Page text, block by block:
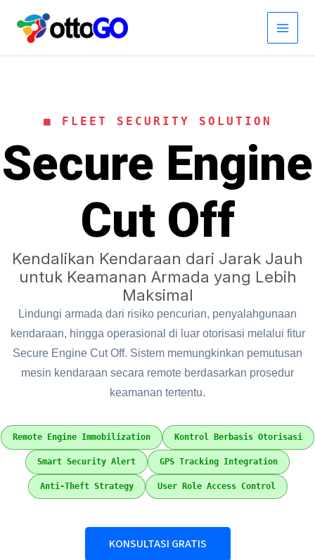
content
■ FLEET SECURITY SOLUTION
Secure Engine
Cut Off
Kendalikan Kendaraan dari Jarak Jauh
untuk Keamanan Armada yang Lebih
Maksimal
Lindungi armada dari risiko pencurian, penyalahgunaan
kendaraan, hingga operasional di luar otorisasi melalui fitur
Secure Engine Cut Off. Sistem memungkinkan pemutusan
mesin kendaraan secara remote berdasarkan prosedur
keamanan tertentu.
Remote Engine Immobilization Kontrol Berbasis Otorisasi
Smart Security Alert GPS Tracking Integration
Anti-Theft Strategy User Role Access Control
KONSULTASI GRATIS